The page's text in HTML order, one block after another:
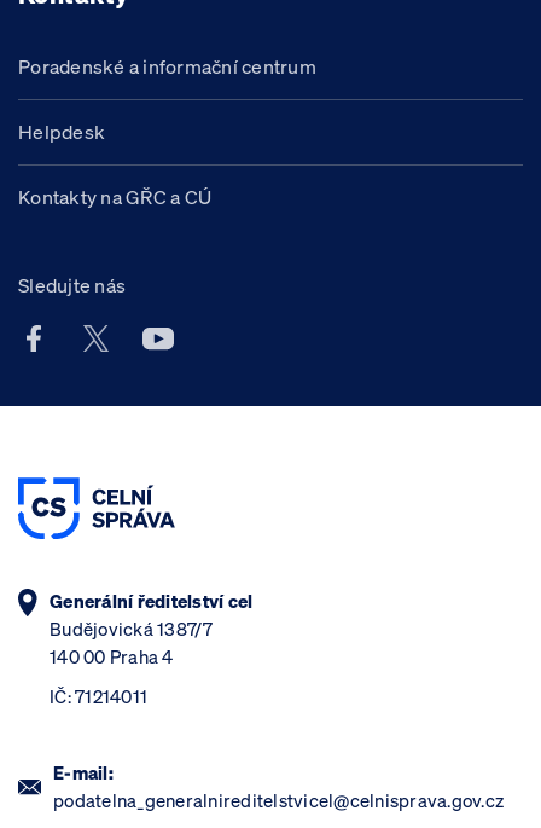
Poradenské a informační centrum
Helpdesk
Kontakty na GŘC a CÚ
Sledujte nás
Facebook účet Celní správy ČR
X účet Celní správy ČR
Youtube účet Celní správy ČR
Generální ředitelství cel
Budějovická 1387/7
140 00 Praha 4
IČ: 71214011
E-mail:
podatelna_generalnireditelstvicel@celnisprava.gov.cz